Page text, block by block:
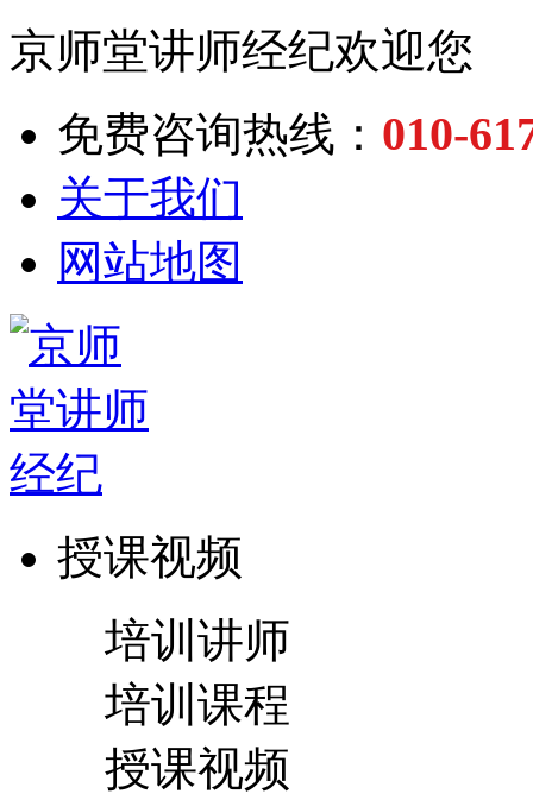
京师堂讲师经纪欢迎您
免费咨询热线： 010-
关于我们
网站地图
授课视频
培训讲师
培训课程
授课视频